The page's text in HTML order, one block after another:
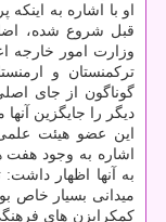
او با اشاره به
قبل شروع شده،
وزارت امور خارجه
تركمنستان و
گوناگون از جای
دیگر را جایگزین آنها
این عضو هیئت
اشاره به وجود هفت
به آنها اظهار
میدانی بسیار خاص
كمكِرایزن های